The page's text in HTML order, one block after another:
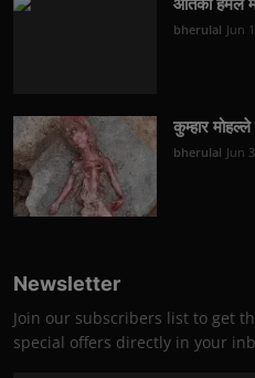
bherulal Jun
कुम्हार
bherulal Jun
Newsletter
Join our subscribers list to get
special offers directly in your